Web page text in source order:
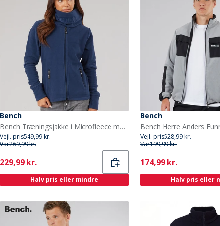
Bench
Bench Træningsjakke i Microfleece med Hætte Blå til Kvinder
Vejl. pris549,99 kr.
Var269,99 kr.
Current
229,99 kr.
Halv pris eller mindre
Bench
Vejl. pris528,99 kr.
Var199,99 kr.
Current
174,99 kr.
Halv pris eller